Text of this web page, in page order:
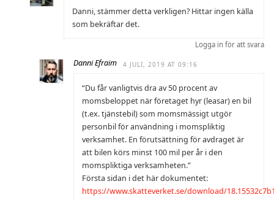
Danni, stämmer detta verkligen? Hittar ingen källa
som bekräftar det.
Logga in för att svara
Danni Efraim 4 JULI, 2019 AT 09:16
“Du får vanligtvis dra av 50 procent av
momsbeloppet när företaget hyr (leasar) en bil
(t.ex. tjänstebil) som momsmässigt utgör
personbil för användning i momspliktig
verksamhet. En förutsättning för avdraget är
att bilen körs minst 100 mil per år i den
momspliktiga verksamheten.”
Första sidan i det här dokumentet:
https://www.skatteverket.se/download/